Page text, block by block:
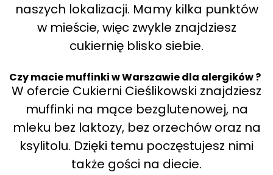
naszych lokalizacji. Mamy kilka punktów
w mieście, więc zwykle znajdziesz
cukiernię blisko siebie.
Czy macie muffinki w Warszawie dla alergików ?
W ofercie Cukierni Cieślikowski znajdziesz
muffinki na mące bezglutenowej, na
mleku bez laktozy, bez orzechów oraz na
ksylitolu. Dzięki temu poczęstujesz nimi
także gości na diecie.